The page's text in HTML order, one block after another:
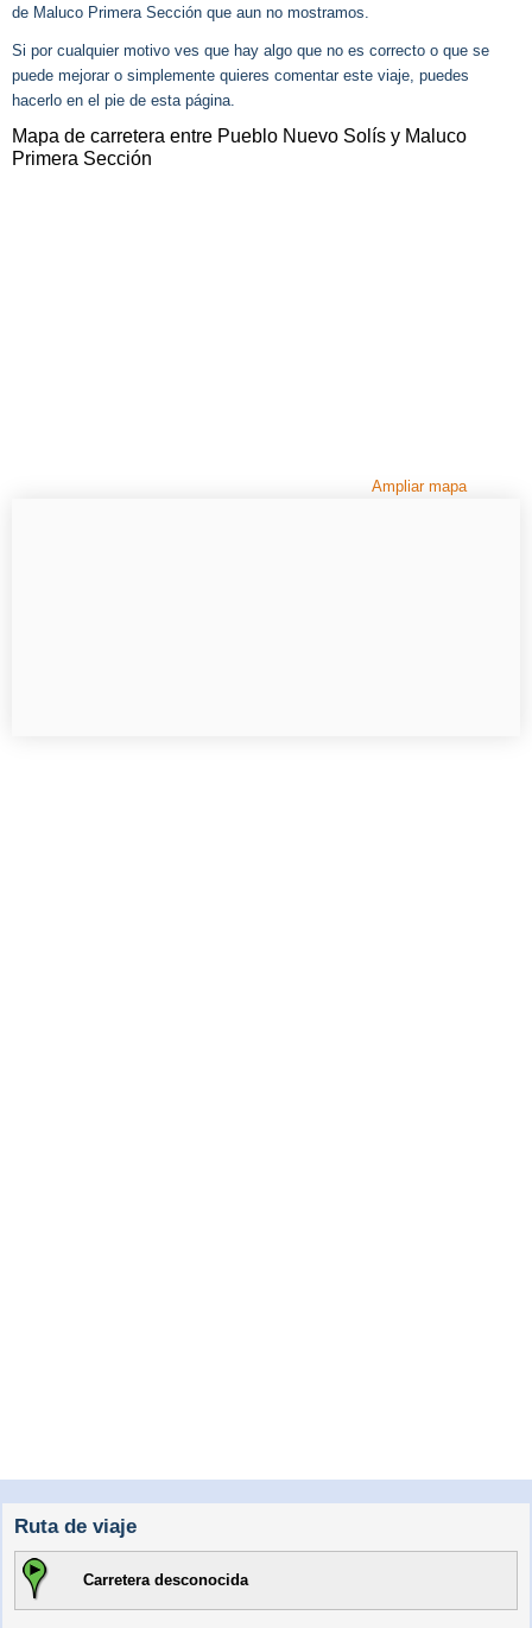
de Maluco Primera Sección que aun no mostramos.
Si por cualquier motivo ves que hay algo que no es correcto o que se
puede mejorar o simplemente quieres comentar este viaje, puedes
hacerlo en el pie de esta página.
Mapa de carretera entre Pueblo Nuevo Solís y Maluco
Primera Sección
Ampliar mapa
Ruta de viaje
Carretera desconocida